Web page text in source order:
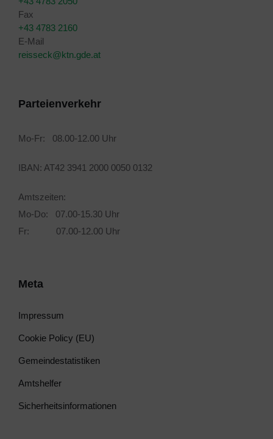
Fax
+43 4783 2160
E-Mail
reisseck@ktn.gde.at
Parteienverkehr
Mo-Fr: 08.00-12.00 Uhr
IBAN: AT42 3941 2000 0050 0132
Amtszeiten:
Mo-Do: 07.00-15.30 Uhr
Fr: 07.00-12.00 Uhr
Meta
Impressum
Cookie Policy (EU)
Gemeindestatistiken
Amtshelfer
Sicherheitsinformationen